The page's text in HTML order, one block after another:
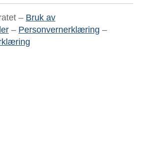
– Bruk av
– Personvernerklæring –